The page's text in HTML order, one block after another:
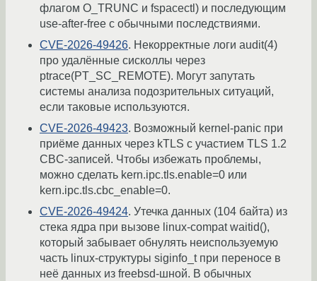
флагом O_TRUNC и fspacectl) и последующим
use-after-free с обычными последствиями.
CVE-2026-49426. Некорректные логи audit(4)
про удалённые сисколлы через
ptrace(PT_SC_REMOTE). Могут запутать
системы анализа подозрительных ситуаций,
если таковые используются.
CVE-2026-49423. Возможный kernel-panic при
приёме данных через kTLS с участием TLS 1.2
CBC-записей. Чтобы избежать проблемы,
можно сделать kern.ipc.tls.enable=0 или
kern.ipc.tls.cbc_enable=0.
CVE-2026-49424. Утечка данных (104 байта) из
стека ядра при вызове linux-compat waitid(),
который забывает обнулять неиспользуемую
часть linux-структуры siginfo_t при переносе в
неё данных из freebsd-шной. В обычных